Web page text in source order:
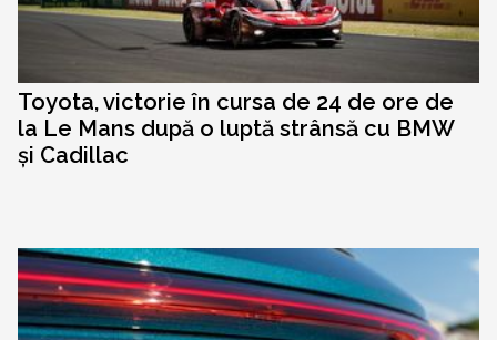
Toyota, victorie în cursa de 24 de ore de
la Le Mans după o luptă strânsă cu BMW
și Cadillac